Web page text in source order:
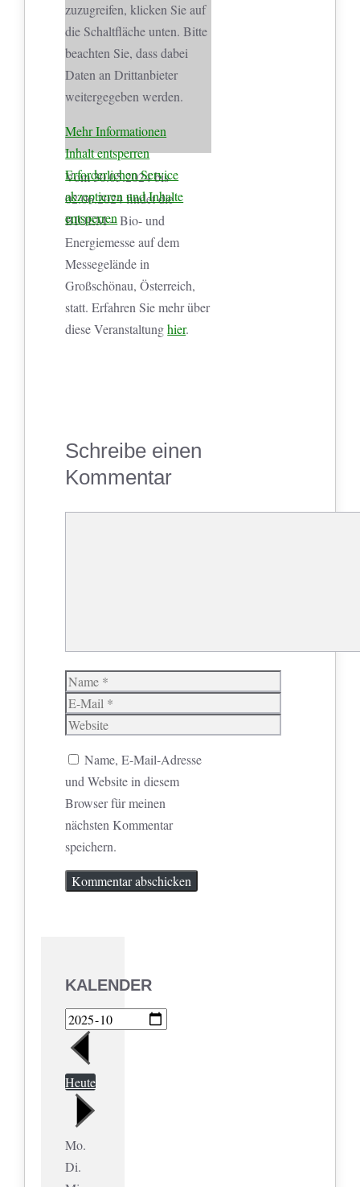
zuzugreifen, klicken Sie auf
die Schaltfläche unten. Bitte
beachten Sie, dass dabei
Daten an Drittanbieter
weitergegeben werden.
Mehr Informationen
Inhalt entsperren
Erforderlichen Service
akzeptieren und Inhalte
entsperren
Vom 30.05.2024 bis
02.06.2024 findet die
BIOEM – Bio- und
Energiemesse auf dem
Messegelände in
Großschönau, Österreich,
statt. Erfahren Sie mehr über
diese Veranstaltunghier.
Schreibe einen
Kommentar
Name
E-
Mail
Website
Name, E-Mail-Adresse
und Website in diesem
Browser für meinen
nächsten Kommentar
speichern.
KALENDER
Heute
Mo.
Di.